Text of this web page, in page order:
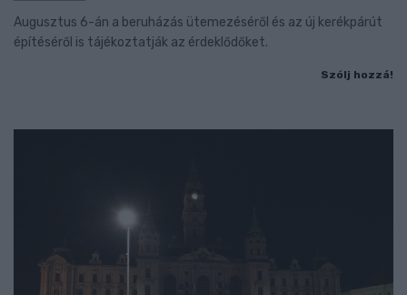
Augusztus 6-án a beruházás ütemezéséről és az új kerékpárút
építéséről is tájékoztatják az érdeklődőket.
Szólj hozzá!